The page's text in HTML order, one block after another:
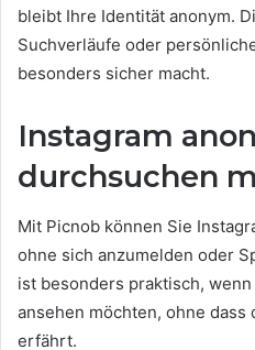
bleibt Ihre Identität anonym.
Suchverläufe oder
besonders sicher macht.
Instagram
durchsuchen
Mit Picnob können Sie
ohne sich anzumelden oder
ist besonders praktisch,
ansehen möchten, ohne dass
erfährt.